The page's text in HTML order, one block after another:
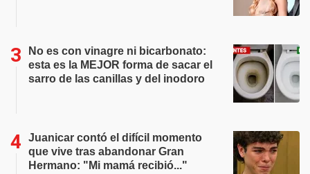
No es con vinagre ni bicarbonato:
esta es la MEJOR forma de sacar el
sarro de las canillas y del inodoro
Juanicar contó el difícil momento
que vive tras abandonar Gran
Hermano: "Mi mamá recibió..."